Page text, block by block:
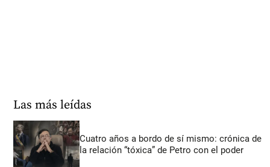
Las más leídas
Cuatro años a bordo de sí mismo: crónica de
la relación “tóxica” de Petro con el poder